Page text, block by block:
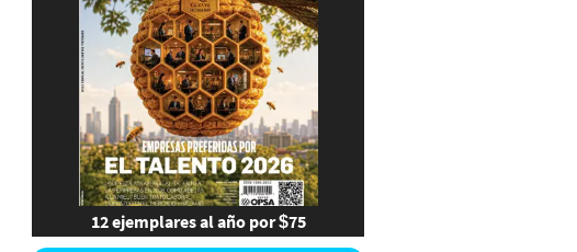
12 ejemplares al año por $75